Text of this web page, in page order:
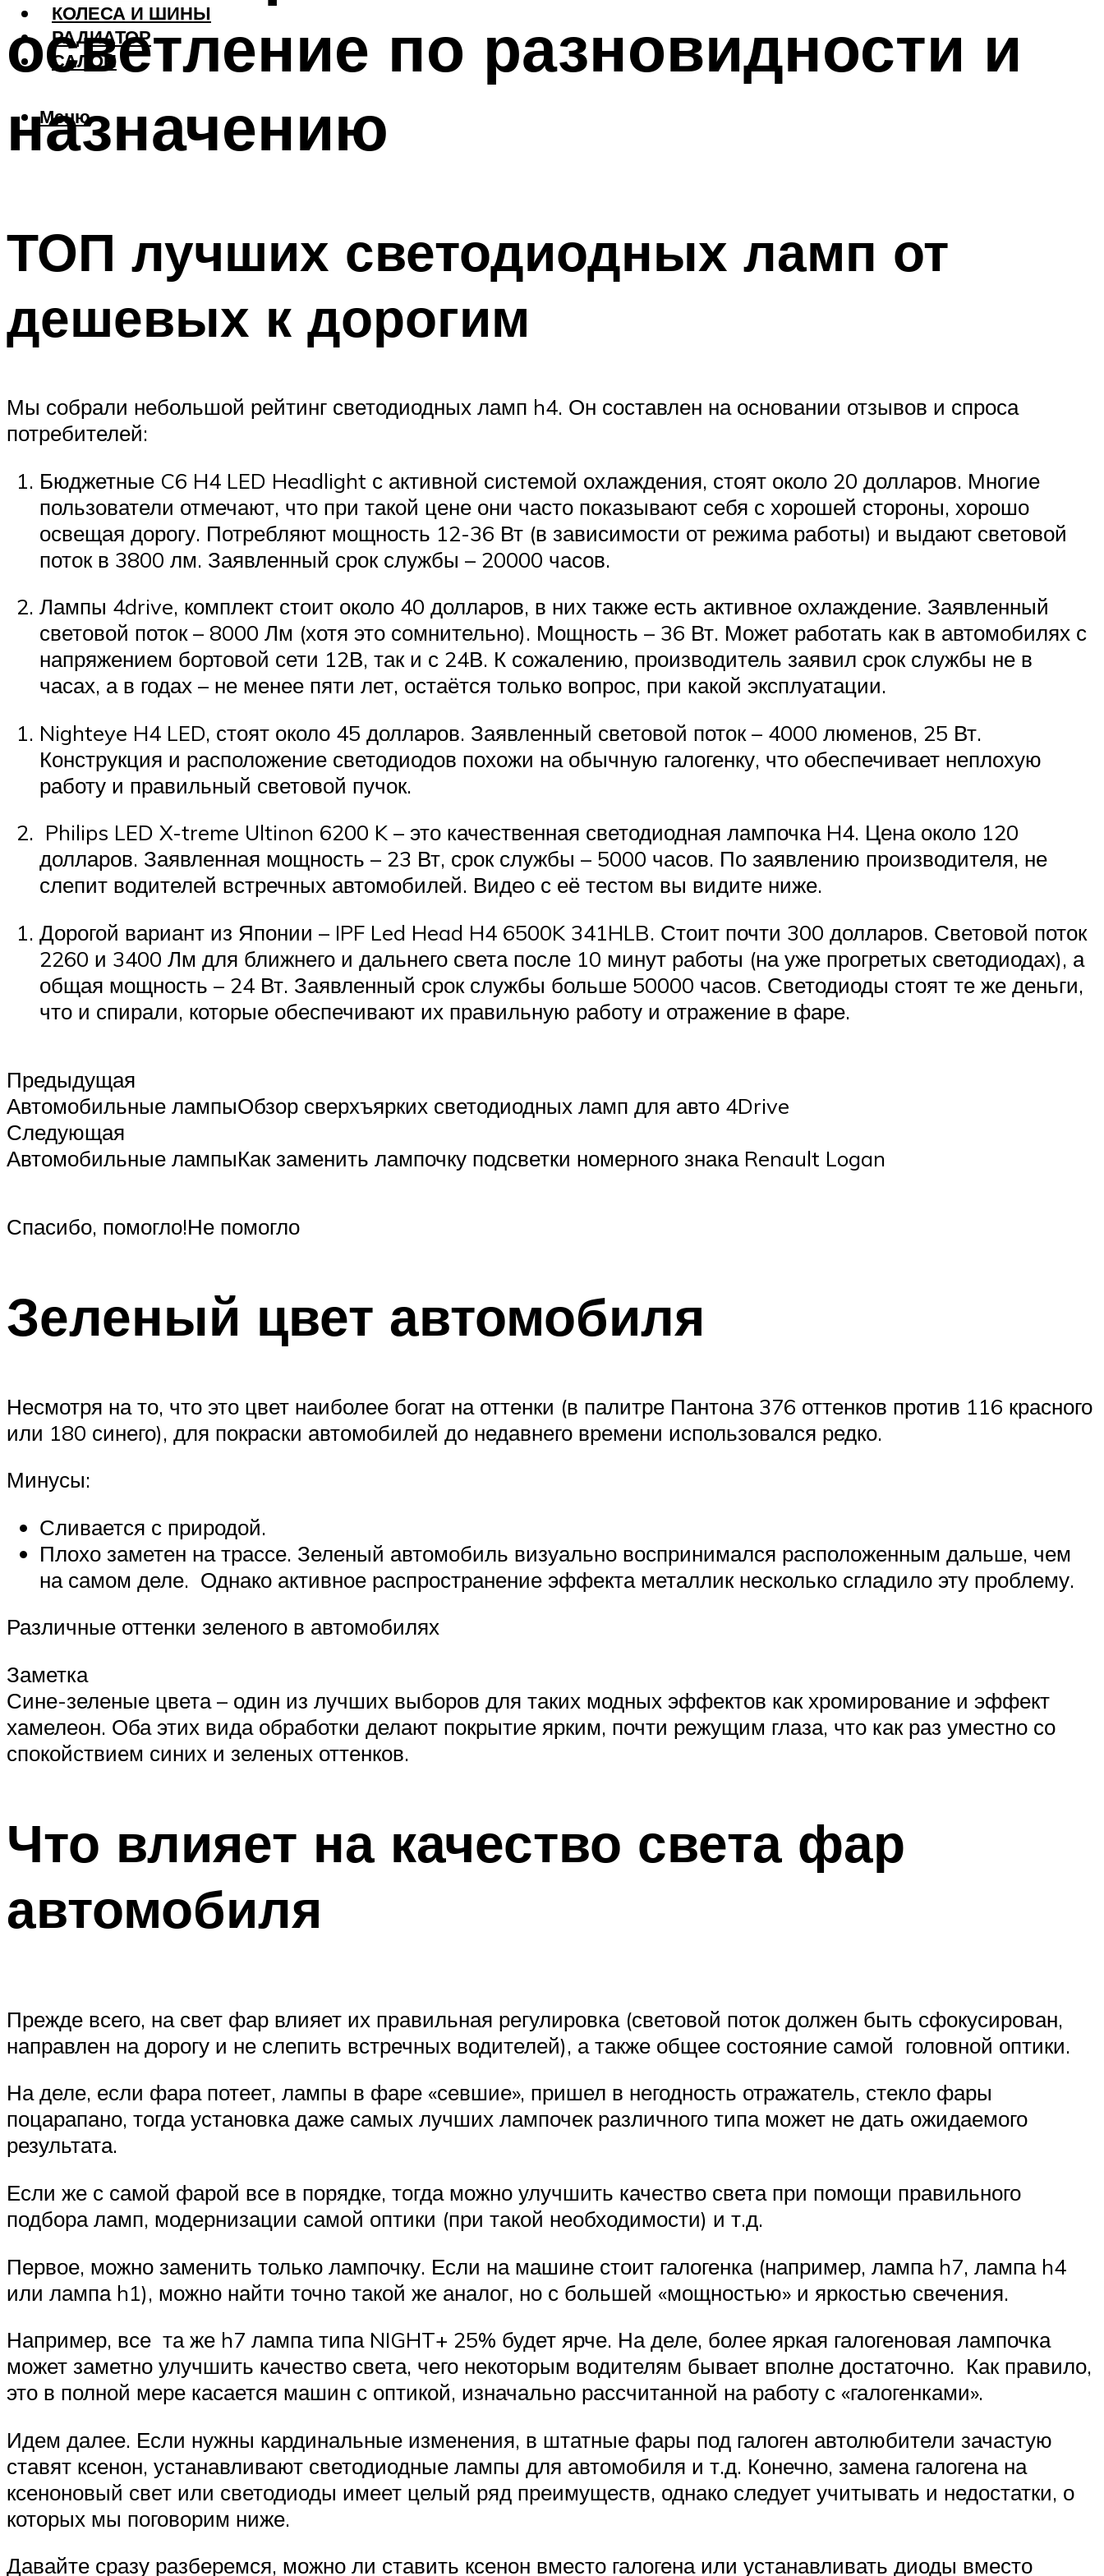
КОЛЕСА И ШИНЫ
РАДИАТОР
САЛОН
Меню
осветление по разновидности и
назначению
ТОП лучших светодиодных ламп от
дешевых к дорогим
Мы собрали небольшой рейтинг светодиодных ламп h4. Он составлен на основании отзывов и спроса
потребителей:
Бюджетные C6 H4 LED Headlight с активной системой охлаждения, стоят около 20 долларов. Многие
пользователи отмечают, что при такой цене они часто показывают себя с хорошей стороны, хорошо
освещая дорогу. Потребляют мощность 12-36 Вт (в зависимости от режима работы) и выдают световой
поток в 3800 лм. Заявленный срок службы – 20000 часов.
Лампы 4drive, комплект стоит около 40 долларов, в них также есть активное охлаждение. Заявленный
световой поток – 8000 Лм (хотя это сомнительно). Мощность – 36 Вт. Может работать как в автомобилях с
напряжением бортовой сети 12В, так и с 24В. К сожалению, производитель заявил срок службы не в
часах, а в годах – не менее пяти лет, остаётся только вопрос, при какой эксплуатации.
Nighteye H4 LED, стоят около 45 долларов. Заявленный световой поток – 4000 люменов, 25 Вт.
Конструкция и расположение светодиодов похожи на обычную галогенку, что обеспечивает неплохую
работу и правильный световой пучок.
Philips LED X-treme Ultinon 6200 K – это качественная светодиодная лампочка H4. Цена около 120
долларов. Заявленная мощность – 23 Вт, срок службы – 5000 часов. По заявлению производителя, не
слепит водителей встречных автомобилей. Видео с её тестом вы видите ниже.
Дорогой вариант из Японии – IPF Led Head H4 6500K 341HLB. Стоит почти 300 долларов. Световой поток
2260 и 3400 Лм для ближнего и дальнего света после 10 минут работы (на уже прогретых светодиодах), а
общая мощность – 24 Вт. Заявленный срок службы больше 50000 часов. Светодиоды стоят те же деньги,
что и спирали, которые обеспечивают их правильную работу и отражение в фаре.
Предыдущая
Автомобильные лампыОбзор сверхъярких светодиодных ламп для авто 4Drive
Следующая
Автомобильные лампыКак заменить лампочку подсветки номерного знака Renault Logan
Спасибо, помогло!Не помогло
Зеленый цвет автомобиля
Несмотря на то, что это цвет наиболее богат на оттенки (в палитре Пантона 376 оттенков против 116 красного
или 180 синего), для покраски автомобилей до недавнего времени использовался редко.
Минусы:
Сливается с природой.
Плохо заметен на трассе. Зеленый автомобиль визуально воспринимался расположенным дальше, чем
на самом деле. Однако активное распространение эффекта металлик несколько сгладило эту проблему.
Различные оттенки зеленого в автомобилях
Заметка
Сине-зеленые цвета – один из лучших выборов для таких модных эффектов как хромирование и эффект
хамелеон. Оба этих вида обработки делают покрытие ярким, почти режущим глаза, что как раз уместно со
спокойствием синих и зеленых оттенков.
Что влияет на качество света фар
автомобиля
Прежде всего, на свет фар влияет их правильная регулировка (световой поток должен быть сфокусирован,
направлен на дорогу и не слепить встречных водителей), а также общее состояние самой головной оптики.
На деле, если фара потеет, лампы в фаре «севшие», пришел в негодность отражатель, стекло фары
поцарапано, тогда установка даже самых лучших лампочек различного типа может не дать ожидаемого
результата.
Если же с самой фарой все в порядке, тогда можно улучшить качество света при помощи правильного
подбора ламп, модернизации самой оптики (при такой необходимости) и т.д.
Первое, можно заменить только лампочку. Если на машине стоит галогенка (например, лампа h7, лампа h4
или лампа h1), можно найти точно такой же аналог, но с большей «мощностью» и яркостью свечения.
Например, все та же h7 лампа типа NIGHT+ 25% будет ярче. На деле, более яркая галогеновая лампочка
может заметно улучшить качество света, чего некоторым водителям бывает вполне достаточно. Как правило,
это в полной мере касается машин с оптикой, изначально рассчитанной на работу с «галогенками».
Идем далее. Если нужны кардинальные изменения, в штатные фары под галоген автолюбители зачастую
ставят ксенон, устанавливают светодиодные лампы для автомобиля и т.д. Конечно, замена галогена на
ксеноновый свет или светодиоды имеет целый ряд преимуществ, однако следует учитывать и недостатки, о
которых мы поговорим ниже.
Давайте сразу разберемся, можно ли ставить ксенон вместо галогена или устанавливать диоды вместо